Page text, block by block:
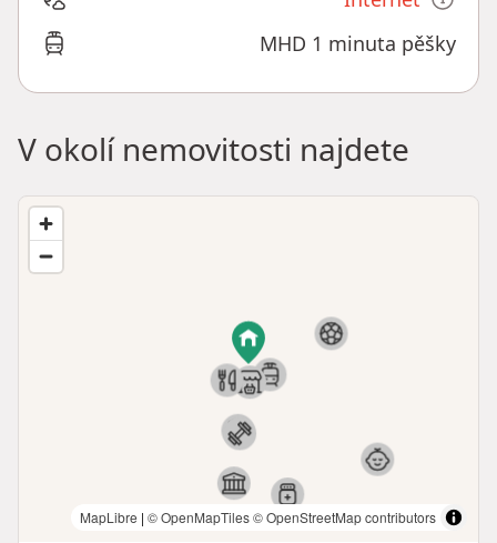
MHD 1 minuta pěšky
V okolí nemovitosti najdete
MapLibre | © OpenMapTiles© OpenStreetMap contributors